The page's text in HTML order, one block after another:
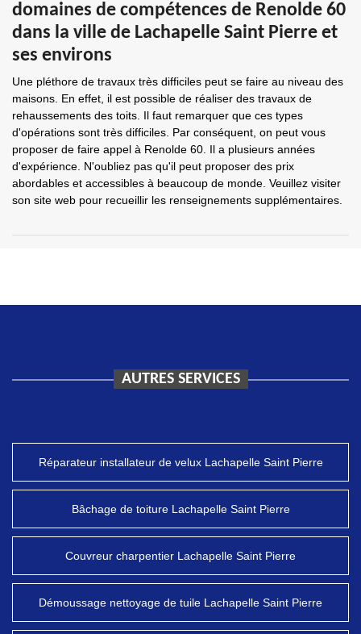
domaines de compétences de Renolde 60
dans la ville de Lachapelle Saint Pierre et
ses environs
Une pléthore de travaux très difficiles peut se faire au niveau des
maisons. En effet, il est possible de réaliser des travaux de
rehaussements des toits. Il faut remarquer que ces types
d'opérations sont très difficiles. Par conséquent, on peut vous
proposer de faire appel à Renolde 60. Il a plusieurs années
d'expérience. N'oubliez pas qu'il peut proposer des prix
abordables et accessibles à beaucoup de monde. Veuillez visiter
son site web pour recueillir les renseignements supplémentaires.
AUTRES SERVICES
Réparateur installateur de velux Lachapelle Saint Pierre
Bâchage de toiture Lachapelle Saint Pierre
Couvreur charpentier Lachapelle Saint Pierre
Démoussage nettoyage de tuile Lachapelle Saint Pierre